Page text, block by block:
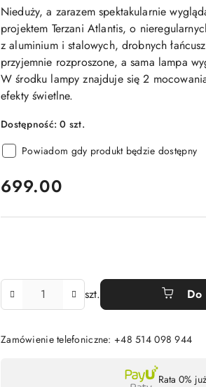
Nieduży, a zarazem spektakularnie
projektem Terzani Atlantis, o
z aluminium i stalowych, drobnych
przyjemnie rozproszone, a sama lampa
W środku lampy znajduje się 2
efekty świetlne.
Dostępność:0 szt.
Powiadom gdy produkt będzie dostępny
cena:
699.00
szt.
Zamówienie telefoniczne: +48 514 098 944
Rata 0%